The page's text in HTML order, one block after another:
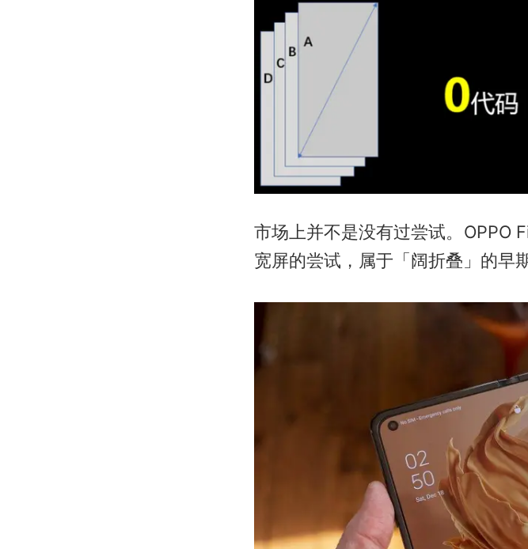
市场上并不是没有过尝试。OPPO
宽屏的尝试，属于「阔折叠」的早